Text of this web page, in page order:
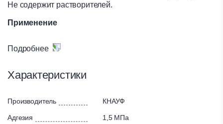
Не содержит растворителей.
Применение
например ванных комнат, душевых, а также других
Для гидроизоляции чувствительных к влаге
плиты и т.д.)
Для гидроизоляции гигроскопичных минеральных
Подробнее
Характеристики
Производитель КНАУФ
Адгезия 1,5 МПа